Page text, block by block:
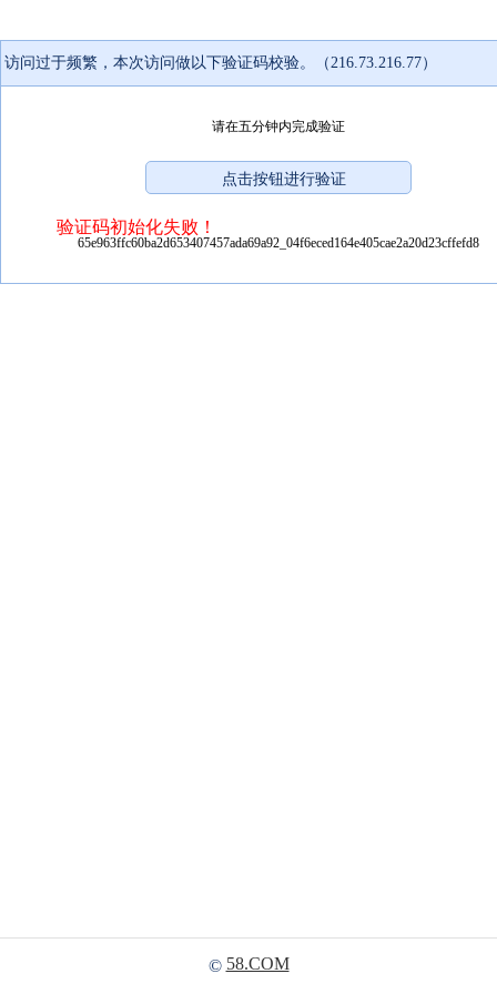
访问过于频繁，本次访问做以下验证码校验。（216.73.216.77）
请在五分钟内完成验证
验证码初始化失败！
65e963ffc60ba2d653407457ada69a92_04f6eced164e405cae2a20d23cffefd8
© 58.COM